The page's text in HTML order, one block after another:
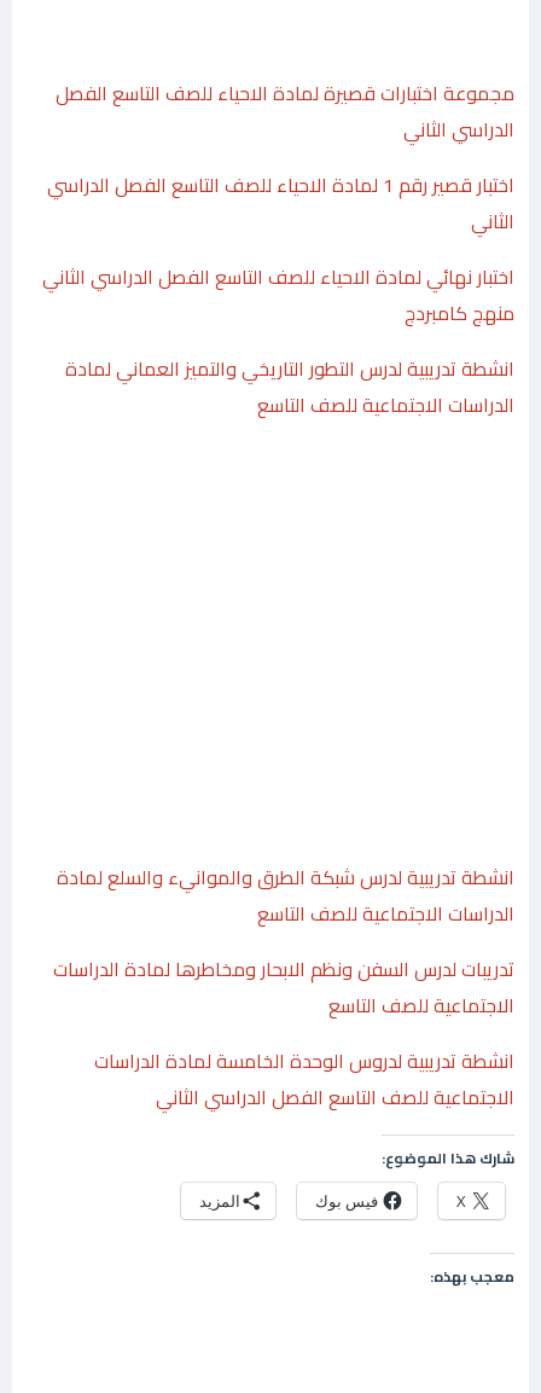
مجموعة اختبارات قصيرة لمادة الاحياء للصف التاسع الفصل
الدراسي الثاني
اختبار قصير رقم 1 لمادة الاحياء للصف التاسع الفصل الدراسي
الثاني
اختبار نهائي لمادة الاحياء للصف التاسع الفصل الدراسي الثاني
منهج كامبردج
انشطة تدريبية لدرس التطور التاريخي والتميز العماني لمادة
الدراسات الاجتماعية للصف التاسع
انشطة تدريبية لدرس شبكة الطرق والموانيء والسلع لمادة
الدراسات الاجتماعية للصف التاسع
تدريبات لدرس السفن ونظم الابحار ومخاطرها لمادة الدراسات
الاجتماعية للصف التاسع
انشطة تدريبية لدروس الوحدة الخامسة لمادة الدراسات
الاجتماعية للصف التاسع الفصل الدراسي الثاني
شارك هذا الموضوع:
X فيس بوك المزيد
معجب بهذه: